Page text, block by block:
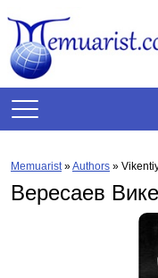
Memuarist»Authors »
Вересаев